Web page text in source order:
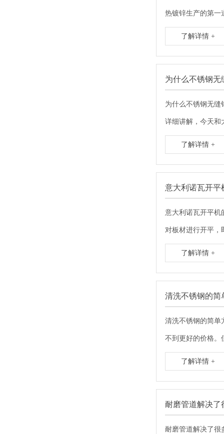
热镀锌生产的第一
了解详情 +
为什么不锈钢无
为什么不锈钢无缝
详细讲解，今天
了解详情 +
意大利诺瓦开平
意大利诺瓦开平机
对板材进行开平，
了解详情 +
清洗不锈钢的简
清洗不锈钢的简单
不到更好的价格。
了解详情 +
耐磨管道解决了
耐磨管道解决了很